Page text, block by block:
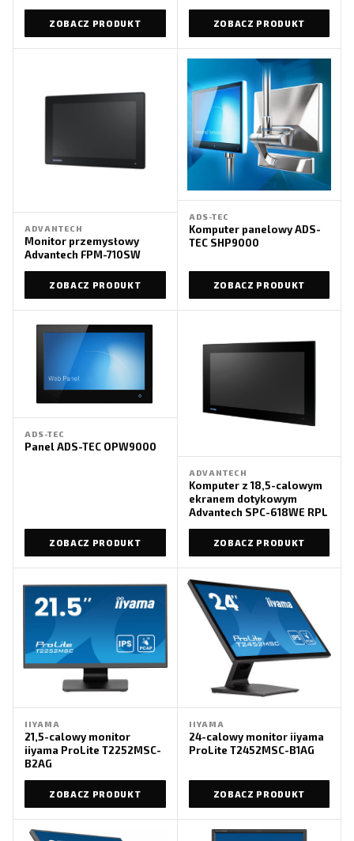
ZOBACZ PRODUKT ZOBACZ PRODUKT
ADVANTECH
Monitor przemysłowy
Advantech FPM-710SW
ZOBACZ PRODUKT
ADS-TEC
Komputer panelowy ​ADS-
TEC SHP9000
ZOBACZ PRODUKT
ADS-TEC
Panel ADS-TEC OPW9000
ZOBACZ PRODUKT
ADVANTECH
Komputer z 18,5-calowym
ekranem dotykowym
Advantech SPC-618WE RPL
ZOBACZ PRODUKT
IIYAMA
21,5-calowy monitor
iiyama ProLite T2252MSC-
B2AG
ZOBACZ PRODUKT
IIYAMA
24-calowy monitor iiyama
ProLite T2452MSC-B1AG
ZOBACZ PRODUKT